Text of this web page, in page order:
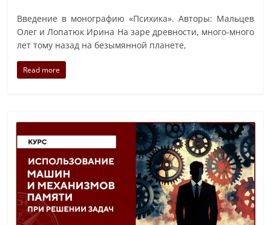
Введение в монографию «Психика». Авторы: Мальцев
Олег и Лопатюк Ирина На заре древности, много-много
лет тому назад на безымянной планете,
Read more